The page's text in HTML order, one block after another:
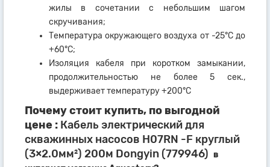
жилы в сочетании с небольшим шагом
скручивания;
Температура окружающего воздуха от -25°C до
+60°C;
Изоляция кабеля при коротком замыкании,
продолжительностью не более 5 сек.,
выдерживает температуру +200°C
Почему стоит купить, по выгодной
цене : Кабель электрический для
скважинных насосов H07RN -F круглый
(3×2.0мм²) 200м Dongyin (779946) в